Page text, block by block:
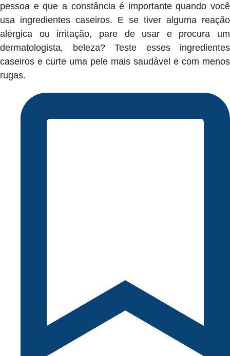
pessoa e que a constância é importante quando você
usa ingredientes caseiros. E se tiver alguma reação
alérgica ou irritação, pare de usar e procura um
dermatologista, beleza? Teste esses ingredientes
caseiros e curte uma pele mais saudável e com menos
rugas.